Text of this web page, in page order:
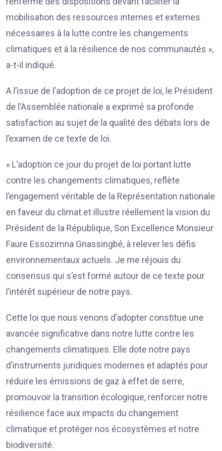
mobilisation des ressources internes et externes
nécessaires à la lutte contre les changements
climatiques et à la résilience de nos communautés »,
a-t-il indiqué.
A l’issue de l’adoption de ce projet de loi, le Président
de l’Assemblée nationale a exprimé sa profonde
satisfaction au sujet de la qualité des débats lors de
l’examen de ce texte de loi.
« L’adoption ce jour du projet de loi portant lutte
contre les changements climatiques, reflète
l’engagement véritable de la Représentation nationale
en faveur du climat et illustre réellement la vision du
Président de la République, Son Excellence Monsieur
Faure Essozimna Gnassingbé, à relever les défis
environnementaux actuels. Je me réjouis du
consensus qui s’est formé autour de ce texte pour
l’intérêt supérieur de notre pays.
Cette loi que nous venons d’adopter constitue une
avancée significative dans notre lutte contre les
changements climatiques. Elle dote notre pays
d’instruments juridiques modernes et adaptés pour
réduire les émissions de gaz à effet de serre,
promouvoir la transition écologique, renforcer notre
résilience face aux impacts du changement
climatique et protéger nos écosystèmes et notre
biodiversité.